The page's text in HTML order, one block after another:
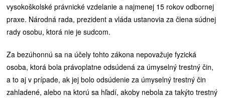
vysokoškolské právnické vzdelanie a najmenej 15 rokov odbornej
praxe. Národná rada, prezident a vláda ustanovia za člena súdnej
rady osobu, ktorá nie je sudcom.
Za bezúhonnú sa na účely tohto zákona nepovažuje fyzická
osoba, ktorá bola právoplatne odsúdená za úmyselný trestný čin,
a to aj v prípade, ak jej bolo odsúdenie za úmyselný trestný čin
zahladené, alebo na ktorú sa hľadí, akoby nebola za takýto trestný